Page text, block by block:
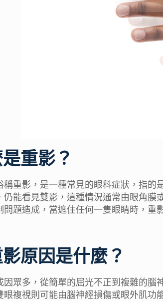
重影？
稱重影，是一種常見的眼科症狀，指的
仍能看見雙影，這種情況通常由眼角
問題造成，當遮住任何一隻眼睛時，重
影原因是什麼？
因眾多，從簡單的屈光不正到複雜的腦
眼複視則可能由腦神經損傷或眼外肌功